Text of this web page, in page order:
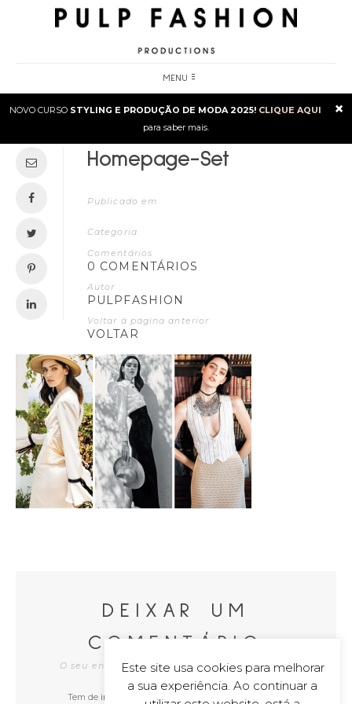
MENU
×
NOVO CURSO STYLING E PRODUÇÃO DE MODA 2025! CLIQUE AQUI
para saber mais.
Homepage-Set
Publicado em
Categoria
Comentários
0 COMENTÁRIOS
Autor
PULPFASHION
Voltar à página anterior
VOLTAR
DEIXAR UM
COMENTÁRIO
O seu endereço de e-mail não será publicado
Tem de iniciar a sessãopara publicar um comentário.
Este site usa cookies para melhorar
a sua experiência. Ao continuar a